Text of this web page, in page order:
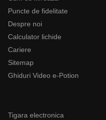
Puncte de fidelitate
Despre noi
Calculator lichide
Cariere
Sitemap
Ghiduri Video e-Potion
Tigara electronica